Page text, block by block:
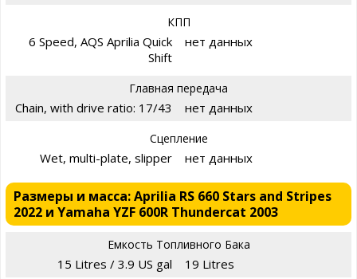
КПП
6 Speed, AQS Aprilia Quick
Shift
нет данных
Главная передача
Chain, with drive ratio: 17/43 нет данных
Сцепление
Wet, multi-plate, slipper нет данных
Размеры и масса: Aprilia RS 660 Stars and Stripes
2022 и Yamaha YZF 600R Thundercat 2003
Емкость Топливного Бака
15 Litres / 3.9 US gal 19 Litres